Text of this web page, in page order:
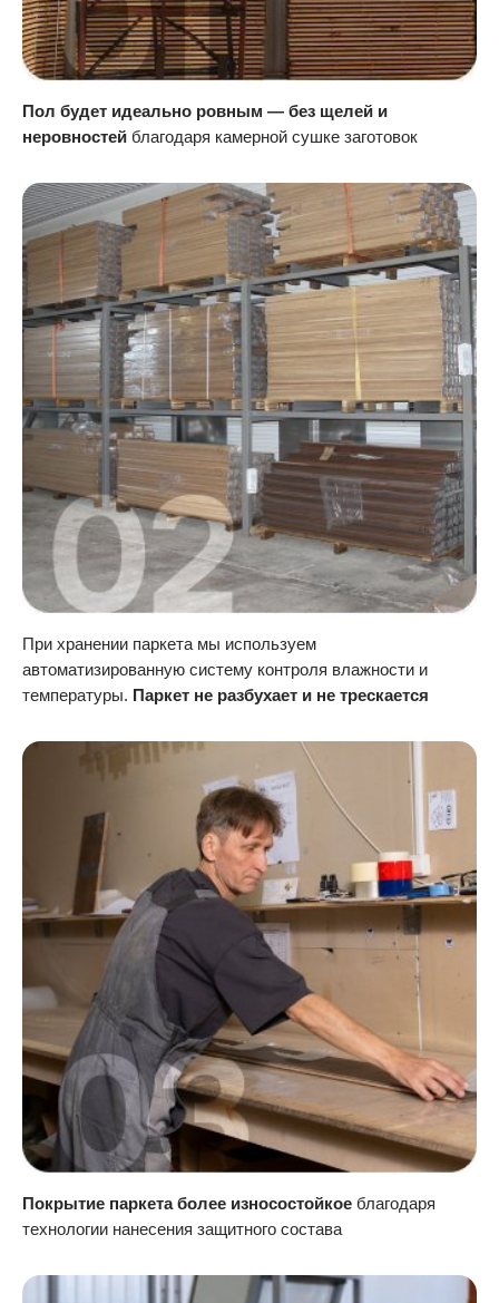
Пол будет идеально ровным — без щелей и
неровностей благодаря камерной сушке заготовок
При хранении паркета мы используем
автоматизированную систему контроля влажности и
температуры. Паркет не разбухает и не трескается
Покрытие паркета более износостойкое благодаря
технологии нанесения защитного состава